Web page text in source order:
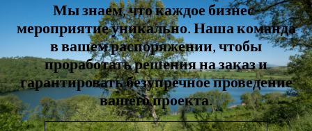
Мы знаем, что каждое бизнес-
мероприятие уникально. Наша команда
в вашем распоряжении, чтобы
проработать решения на заказ и
гарантировать безупречное проведение
вашего проекта.